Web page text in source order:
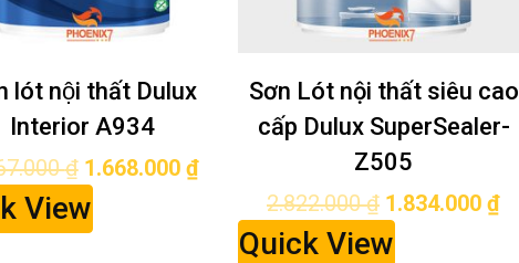
lót nội thất Dulux
Interior A934
₫ 1.668.000 ₫
View
Sơn Lót nội thất siêu cao
cấp Dulux SuperSealer-
Z505
2.822.000₫ 1.834.000 ₫
Quick View